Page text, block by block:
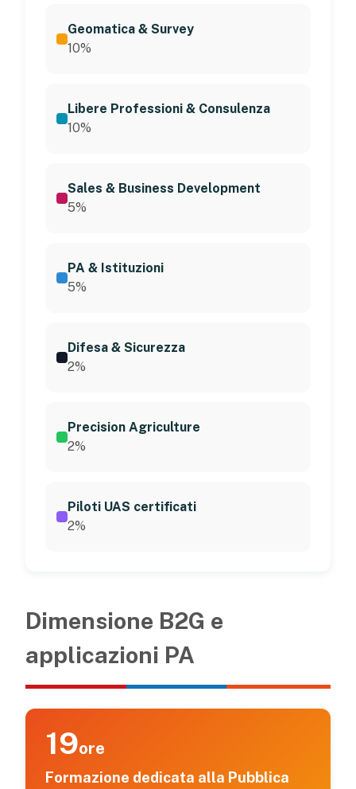
Geomatica & Survey
10%
Libere Professioni & Consulenza
10%
Sales & Business Development
5%
PA & Istituzioni
5%
Difesa & Sicurezza
2%
Precision Agriculture
2%
Piloti UAS certificati
2%
Dimensione B2G e
applicazioni PA
19ore
Formazione dedicata alla Pubblica